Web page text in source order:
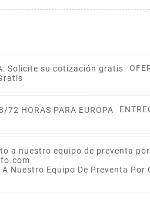
Nuestro Equipo De Preventa Por